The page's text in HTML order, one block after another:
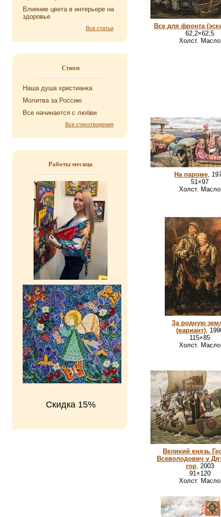
Влияние цвета в интерьере на
здоровье
Все статьи
Стихи
Наша душа хри­сти­ан­ка
Мо­лит­ва за Рос­сию
Все на­чи­на­ет­ся с любви
Все стихотворения
Работы месяца
Скидка 15%
Все для фронта
62,2×62,5
Холст. Масло
На пароме ,
51×97
Холст. Масло
За родную
(вариант) ,
115×85
Холст. Масло
Великий князь
Всеволодович у
гор, 2003
91×120
Холст. Масло